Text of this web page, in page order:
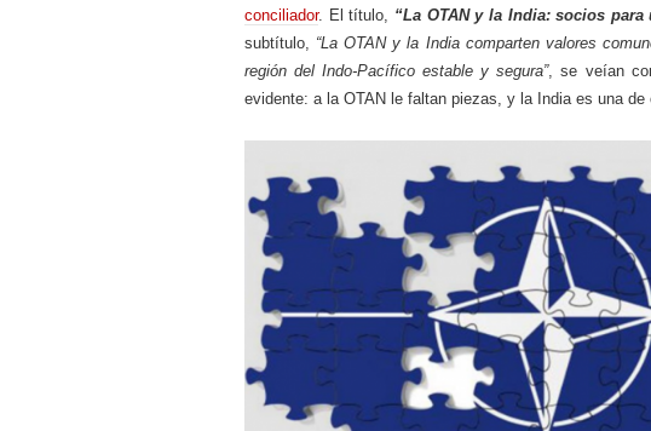
conciliador. El título, “La OTAN y la India: socios
subtítulo, “La OTAN y la India comparten valores
región del Indo-Pacífico estable y segura”, se veían
evidente: a la OTAN le faltan piezas, y la India es una de